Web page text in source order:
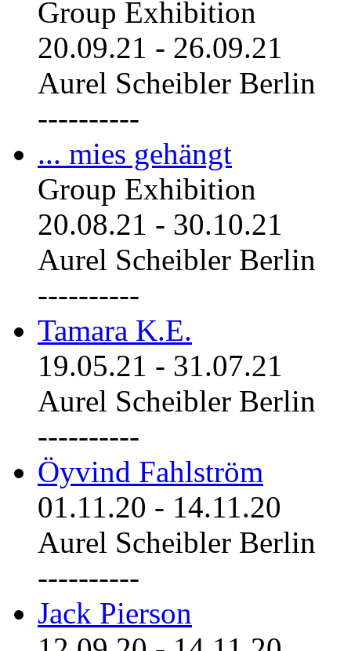
Group Exhibition
20.09.21 - 26.09.21
Aurel Scheibler Berlin
----------
... mies gehängt
Group Exhibition
20.08.21 - 30.10.21
Aurel Scheibler Berlin
----------
Tamara K.E.
19.05.21 - 31.07.21
Aurel Scheibler Berlin
----------
Öyvind Fahlström
01.11.20 - 14.11.20
Aurel Scheibler Berlin
----------
Jack Pierson